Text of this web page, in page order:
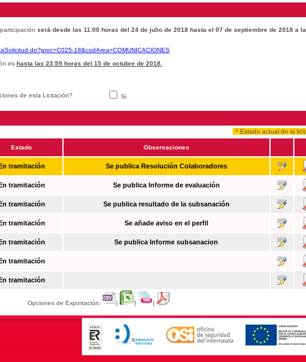
será desde las 11:00 horas del 24 de julio de 2018 hasta el 07 de septiembre de 2018 a
18&codArea=COMUNICACIONES
es hasta las 23:59 horas del 15 de octubre de 2018.
de esta Licitación? Si
* Estado actual de la
Estado Observaciones
tramitación Se publica Resolución Colaboradores
tramitación Se publica Informe de evaluación
tramitación Se publica resultado de la subsanación
tramitación Se añade aviso en el perfil
tramitación Se publica Informe subsanacion
tramitación
tramitación
Opciones de Exportación: | | |